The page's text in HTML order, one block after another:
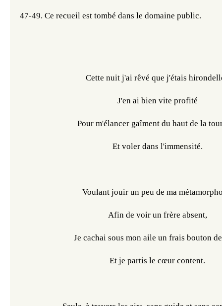
47-49. Ce recueil est tombé dans le domaine public.
Cette nuit j'ai rêvé que j'étais
J'en ai bien vite profité
Pour m'élancer gaîment du haut de la
Et voler dans l'immensité.
Voulant jouir un peu de ma
Afin de voir un frère absent,
Je cachai sous mon aile un frais bouton
Et je partis le cœur content.